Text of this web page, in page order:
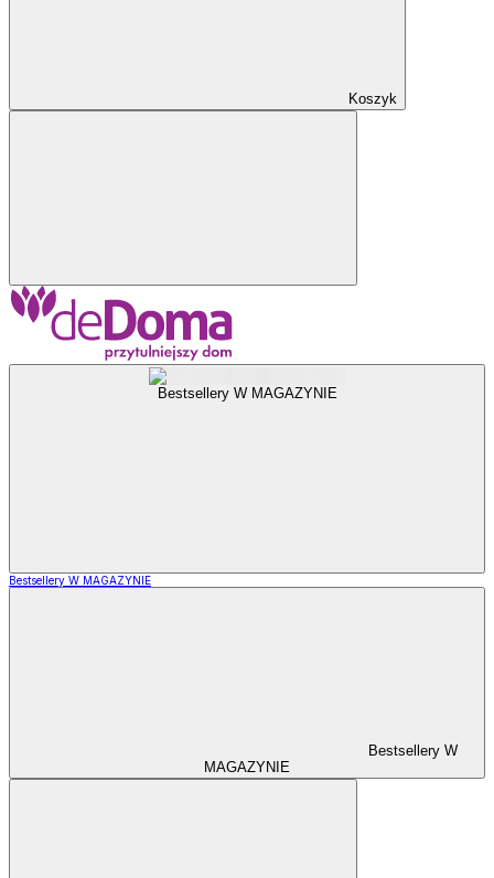
Koszyk
Bestsellery W MAGAZYNIE
Bestsellery W MAGAZYNIE
Bestsellery W
MAGAZYNIE